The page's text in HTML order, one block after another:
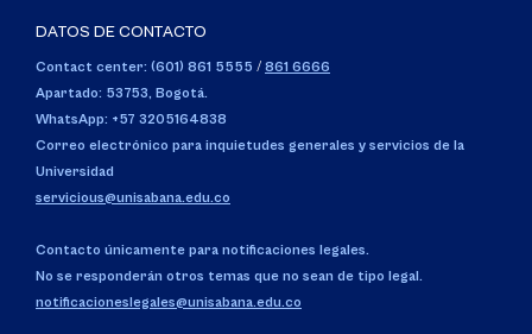
DATOS DE CONTACTO
Contact center: (601) 861 5555 / 861 6666
Apartado: 53753, Bogotá.
WhatsApp: +57 3205164838
Correo electrónico para inquietudes generales y servicios de la
Universidad
servicious@unisabana.edu.co
Contacto únicamente para notificaciones legales.
No se responderán otros temas que no sean de tipo legal.
notificacioneslegales@unisabana.edu.co